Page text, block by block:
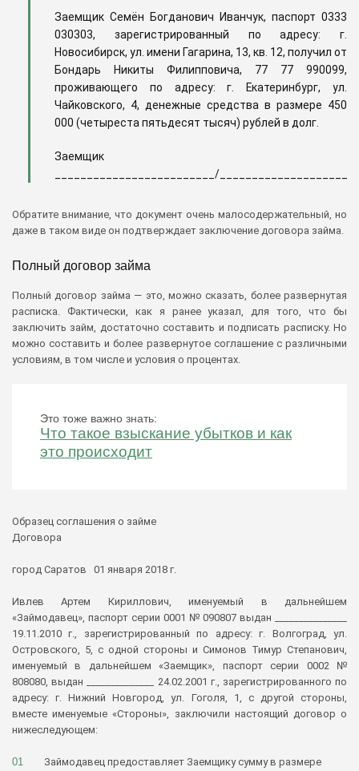
Заемщик Семён Богданович Иванчук, паспорт 0333
030303, зарегистрированный по адресу: г.
Новосибирск, ул. имени Гагарина, 13, кв. 12, получил от
Бондарь Никиты Филипповича, 77 77 990099,
проживающего по адресу: г. Екатеринбург, ул.
Чайковского, 4, денежные средства в размере 450
000 (четыреста пятьдесят тысяч) рублей в долг.
Заемщик
_________________________/
Обратите внимание, что документ очень малосодержательный, но
даже в таком виде он подтверждает заключение договора займа.
Полный договор займа
Полный договор займа — это, можно сказать, более развернутая
расписка. Фактически, как я ранее указал, для того, что бы
заключить займ, достаточно составить и подписать расписку. Но
можно составить и более развернутое соглашение с различными
условиям, в том числе и условия о процентах.
Это тоже важно знать:
Что такое взыскание убытков и как
это происходит
Образец соглашения о займе
Договора
город Саратов 01 января 2018 г.
Ивлев Артем Кириллович, именуемый в дальнейшем
«Займодавец», паспорт серии 0001 № 090807 выдан _______________
19.11.2010 г., зарегистрированный по адресу: г. Волгоград, ул.
Островского, 5, с одной стороны и Симонов Тимур Степанович,
именуемый в дальнейшем «Заемщик», паспорт серии 0002 №
808080, выдан ______________ 24.02.2001 г., зарегистрированного по
адресу: г. Нижний Новгород, ул. Гоголя, 1, с другой стороны,
вместе именуемые «Стороны», заключили настоящий договор о
нижеследующем:
Займодавец предоставляет Заемщику сумму в размере